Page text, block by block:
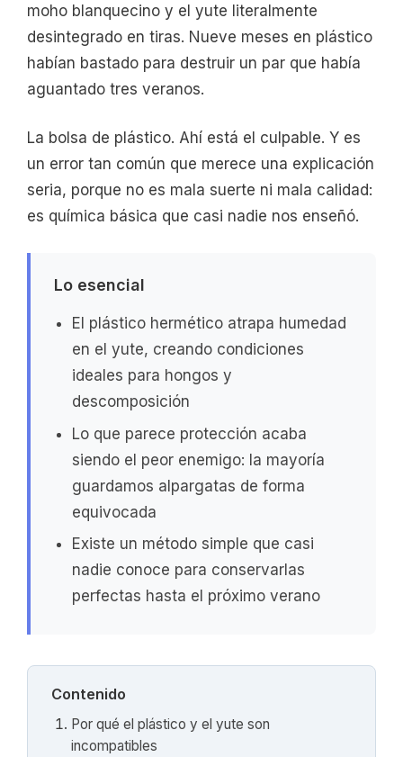
moho blanquecino y el yute literalmente
desintegrado en tiras. Nueve meses en plástico
habían bastado para destruir un par que había
aguantado tres veranos.
La bolsa de plástico. Ahí está el culpable. Y es
un error tan común que merece una explicación
seria, porque no es mala suerte ni mala calidad:
es química básica que casi nadie nos enseñó.
Lo esencial
El plástico hermético atrapa humedad
en el yute, creando condiciones
ideales para hongos y
descomposición
Lo que parece protección acaba
siendo el peor enemigo: la mayoría
guardamos alpargatas de forma
equivocada
Existe un método simple que casi
nadie conoce para conservarlas
perfectas hasta el próximo verano
Contenido
Por qué el plástico y el yute son
incompatibles